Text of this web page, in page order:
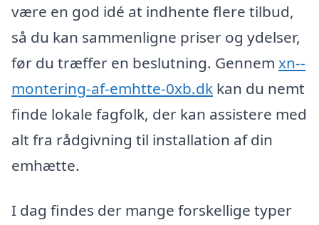
være en god idé at indhente flere tilbud,
så du kan sammenligne priser og ydelser,
før du træffer en beslutning. Gennem xn--
montering-af-emhtte-0xb.dk kan du nemt
finde lokale fagfolk, der kan assistere med
alt fra rådgivning til installation af din
emhætte.
I dag findes der mange forskellige typer